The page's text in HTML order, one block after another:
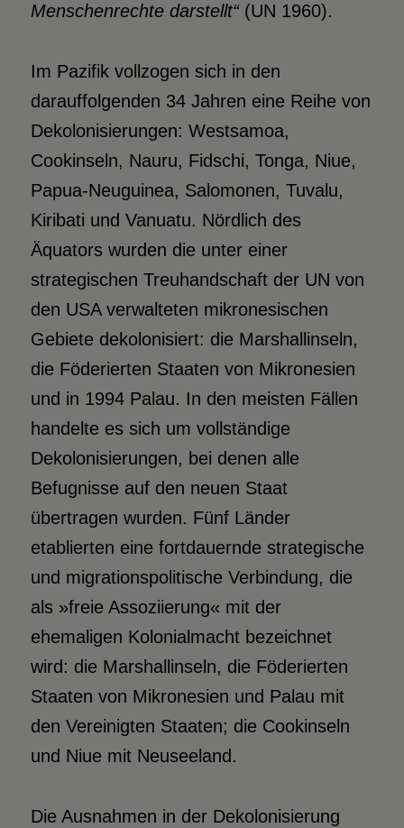
Menschenrechte darstellt“(UN 1960).
Im Pazifik vollzogen sich in den
darauffolgenden 34 Jahren eine Reihe von
Dekolonisierungen: Westsamoa,
Cookinseln, Nauru, Fidschi, Tonga, Niue,
Papua-Neuguinea, Salomonen, Tuvalu,
Kiribati und Vanuatu. Nördlich des
Äquators wurden die unter einer
strategischen Treuhandschaft der UN von
den USA verwalteten mikronesischen
Gebiete dekolonisiert: die Marshallinseln,
die Föderierten Staaten von Mikronesien
und in 1994 Palau. In den meisten Fällen
handelte es sich um vollständige
Dekolonisierungen, bei denen alle
Befugnisse auf den neuen Staat
übertragen wurden. Fünf Länder
etablierten eine fortdauernde strategische
und migrationspolitische Verbindung, die
als »freie Assoziierung« mit der
ehemaligen Kolonialmacht bezeichnet
wird: die Marshallinseln, die Föderierten
Staaten von Mikronesien und Palau mit
den Vereinigten Staaten; die Cookinseln
und Niue mit Neuseeland.
Die Ausnahmen in der Dekolonisierung